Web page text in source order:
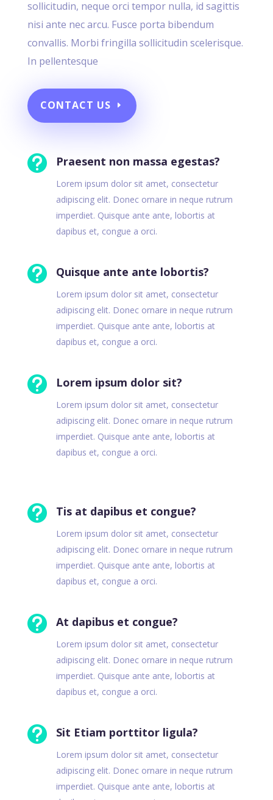
sollicitudin, neque orci tempor nulla, id sagittis
nisi ante nec arcu. Fusce porta bibendum
convallis. Morbi fringilla sollicitudin scelerisque.
In pellentesque
CONTACT US
 Praesent non massa egestas?
Lorem ipsum dolor sit amet, consectetur
adipiscing elit. Donec ornare in neque rutrum
imperdiet. Quisque ante ante, lobortis at
dapibus et, congue a orci.
 Quisque ante ante lobortis?
Lorem ipsum dolor sit amet, consectetur
adipiscing elit. Donec ornare in neque rutrum
imperdiet. Quisque ante ante, lobortis at
dapibus et, congue a orci.
 Lorem ipsum dolor sit?
Lorem ipsum dolor sit amet, consectetur
adipiscing elit. Donec ornare in neque rutrum
imperdiet. Quisque ante ante, lobortis at
dapibus et, congue a orci.
 Tis at dapibus et congue?
Lorem ipsum dolor sit amet, consectetur
adipiscing elit. Donec ornare in neque rutrum
imperdiet. Quisque ante ante, lobortis at
dapibus et, congue a orci.
 At dapibus et congue?
Lorem ipsum dolor sit amet, consectetur
adipiscing elit. Donec ornare in neque rutrum
imperdiet. Quisque ante ante, lobortis at
dapibus et, congue a orci.
 Sit Etiam porttitor ligula?
Lorem ipsum dolor sit amet, consectetur
adipiscing elit. Donec ornare in neque rutrum
imperdiet. Quisque ante ante, lobortis at